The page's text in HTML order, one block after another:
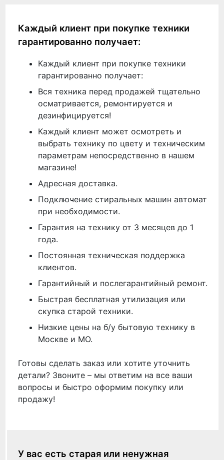
Каждый клиент при покупке техники
гарантированно получает:
Каждый клиент при покупке техники
гарантированно получает:
Вся техника перед продажей тщательно
осматривается, ремонтируется и
дезинфицируется!
Каждый клиент может осмотреть и
выбрать технику по цвету и техническим
параметрам непосредственно в нашем
магазине!
Адресная доставка.
Подключение стиральных машин автомат
при необходимости.
Гарантия на технику от 3 месяцев до 1
года.
Постоянная техническая поддержка
клиентов.
Гарантийный и послегарантийный ремонт.
Быстрая бесплатная утилизация или
скупка старой техники.
Низкие цены на б/у бытовую технику в
Москве и МО.
Готовы сделать заказ или хотите уточнить
детали? Звоните – мы ответим на все ваши
вопросы и быстро оформим покупку или
продажу!
У вас есть старая или ненужная